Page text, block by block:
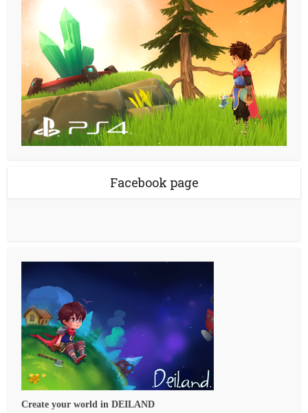
Facebook page
Create your world in DEILAND